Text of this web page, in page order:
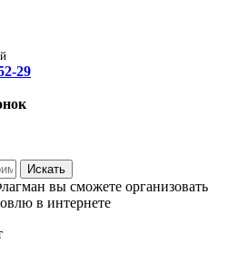
29
вы сможете организовать
в интернете